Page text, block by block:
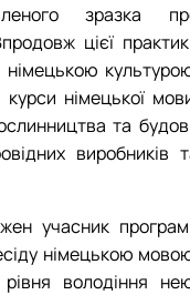
зразка
цієї
німецької
та
виробників
учасник
німецькою
володіння